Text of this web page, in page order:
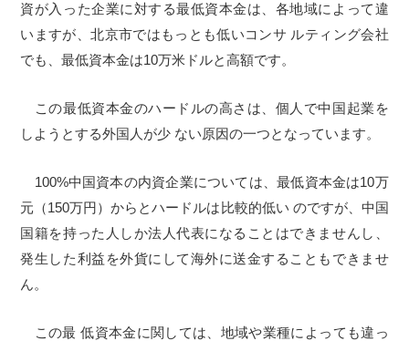
資が入った企業に対する最低資本金は、各地域によって違
いますが、北京市ではもっとも低いコンサ ルティング会社
でも、最低資本金は10万米ドルと高額です。
この最低資本金のハードルの高さは、個人で中国起業を
しようとする外国人が少 ない原因の一つとなっています。
100%中国資本の内資企業については、最低資本金は10万
元（150万円）からとハードルは比較的低い のですが、中国
国籍を持った人しか法人代表になることはできませんし、
発生した利益を外貨にして海外に送金することもできませ
ん。
この最 低資本金に関しては、地域や業種によっても違っ